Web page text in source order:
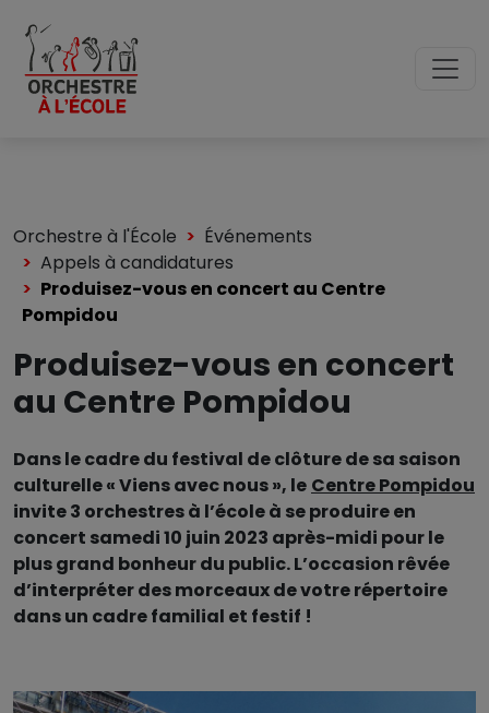
Orchestre à l'École
Événements
Appels à candidatures
Produisez-vous en concert au Centre
Pompidou
Produisez-vous en concert
au Centre Pompidou
Dans le cadre du festival de clôture de sa saison
culturelle « Viens avec nous », le Centre Pompidou
invite 3 orchestres à l’école à se produire en
concert samedi 10 juin 2023 après-midi pour le
plus grand bonheur du public. L’occasion rêvée
d’interpréter des morceaux de votre répertoire
dans un cadre familial et festif !